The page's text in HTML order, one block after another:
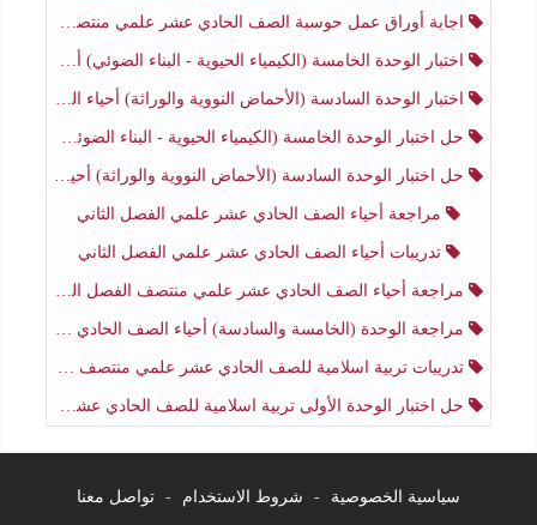
اجابة أوراق عمل حوسبة الصف الحادي عشر علمي منتصف الفصل الثاني
اختبار الوحدة الخامسة (الكيمياء الحيوية - البناء الضوئي) أحياء الصف الحادي عشر علمي الفصل الثاني
اختبار الوحدة السادسة (الأحماض النووية والوراثة) أحياء الصف الحادي عشر علمي منتصف الفصل الثاني
حل اختبار الوحدة الخامسة (الكيمياء الحيوية - البناء الضوئي) أحياء الصف الحادي عشر علمي الفصل الثاني
حل اختبار الوحدة السادسة (الأحماض النووية والوراثة) أحياء الصف الحادي عشر علمي منتصف الفصل الثاني
مراجعة أحياء الصف الحادي عشر علمي الفصل الثاني
تدريبات أحياء الصف الحادي عشر علمي الفصل الثاني
مراجعة أحياء الصف الحادي عشر علمي منتصف الفصل الثاني
مراجعة الوحدة (الخامسة والسادسة) أحياء الصف الحادي عشر علمي منتصف الفصل الثاني
تدريبات تربية اسلامية للصف الحادي عشر علمي منتصف الفصل الثاني
حل اختبار الوحدة الأولى تربية اسلامية للصف الحادي عشر علمي منتصف الفصل الثاني
سياسية الخصوصية - شروط الاستخدام - تواصل معنا